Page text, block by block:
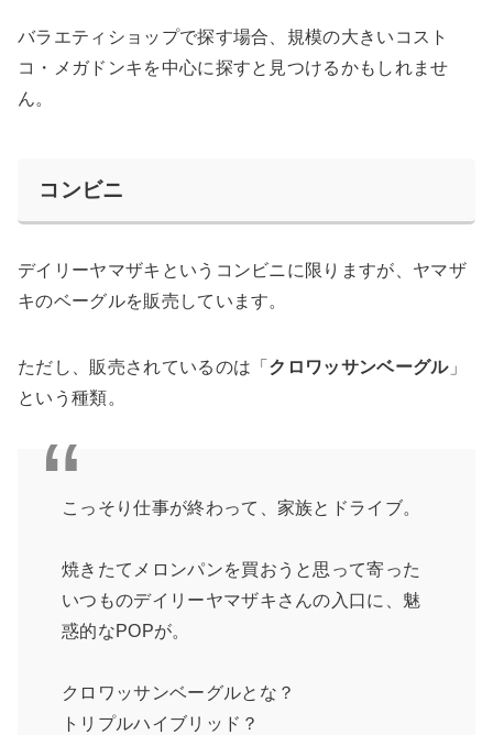
バラエティショップで探す場合、規模の大きいコスト
コ・メガドンキを中心に探すと見つけるかもしれませ
ん。
コンビニ
デイリーヤマザキというコンビニに限りますが、ヤマザ
キのベーグルを販売しています。
ただし、販売されているのは「 クロワッサンベーグル」
という種類。
こっそり仕事が終わって、家族とドライブ。
焼きたてメロンパンを買おうと思って寄った
いつものデイリーヤマザキさんの入口に、魅
惑的なPOPが。
クロワッサンベーグルとな？
トリプルハイブリッド？